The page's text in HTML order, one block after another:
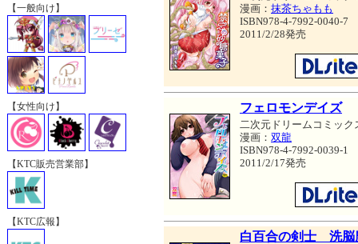
【一般向け】
【女性向け】
【KTC販売営業部】
【KTC広報】
漫画： 抹茶ちゃもも
ISBN978-4-7992-0040-7
2011/2/28発売
フェロモンデイズ
二次元ドリームコミック
漫画： 双龍
ISBN978-4-7992-0039-1
2011/2/17発売
白百合の剣士 洗脳